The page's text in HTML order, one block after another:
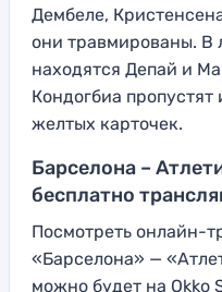
Дембеле,
они травмированы. В
находятся Депай и
Кондогбиа пропустят
желтых карточек.
Барселона –
бесплатно
Посмотреть онлайн-
«Барселона» —
можно будет на Okko